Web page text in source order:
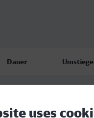
Dauer Umstiege